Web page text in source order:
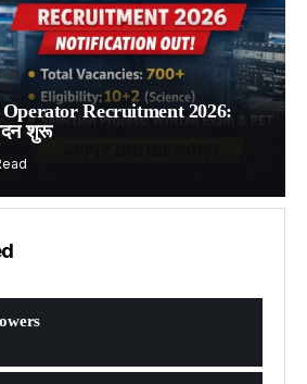
Recruitment 2026:
शुरू